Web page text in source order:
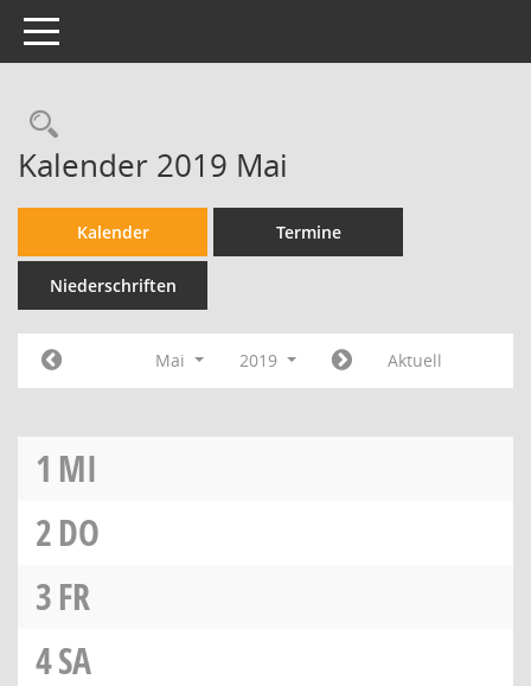
Toggle navigation
Kalender 2019 Mai
Kalender Termine
Niederschriften
Mai 2019 Aktuell
1 MI
2DO
3FR
4SA